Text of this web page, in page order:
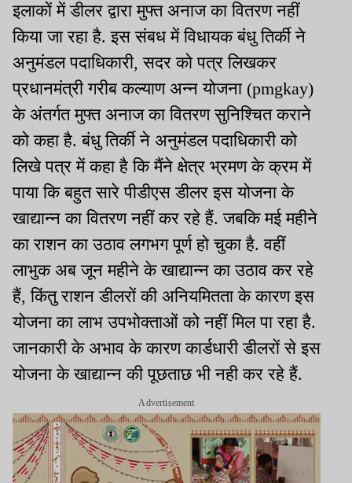
इलाकों में डीलर द्वारा मुफ्त अनाज का वितरण नहीं
किया जा रहा है. इस संबध में विधायक बंधु तिर्की ने
अनुमंडल पदाधिकारी, सदर को पत्र लिखकर
प्रधानमंत्री गरीब कल्याण अन्न योजना (pmgkay)
के अंतर्गत मुफ्त अनाज का वितरण सुनिश्चित कराने
को कहा है. बंधु तिर्की ने अनुमंडल पदाधिकारी को
लिखे पत्र में कहा है कि मैंने क्षेत्र भ्रमण के क्रम में
पाया कि बहुत सारे पीडीएस डीलर इस योजना के
खाद्यान्न का वितरण नहीं कर रहे हैं. जबकि मई महीने
का राशन का उठाव लगभग पूर्ण हो चुका है. वहीं
लाभुक अब जून महीने के खाद्यान्न का उठाव कर रहे
हैं, किंतु राशन डीलरों की अनियमितता के कारण इस
योजना का लाभ उपभोक्ताओं को नहीं मिल पा रहा है.
जानकारी के अभाव के कारण कार्डधारी डीलरों से इस
योजना के खाद्यान्न की पूछताछ भी नही कर रहे हैं.
Advertisement